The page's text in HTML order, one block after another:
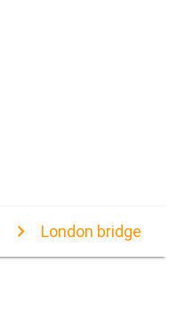
London bridge